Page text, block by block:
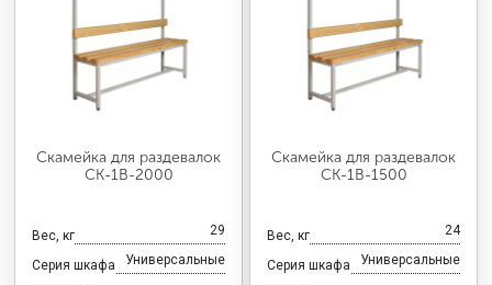
Скамейка для раздевалок
CК-1В-2000
Вес, кг 29
Серия шкафа Универсальные
Скамейка для раздевалок
CК-1В-1500
Вес, кг 24
Серия шкафа Универсальные